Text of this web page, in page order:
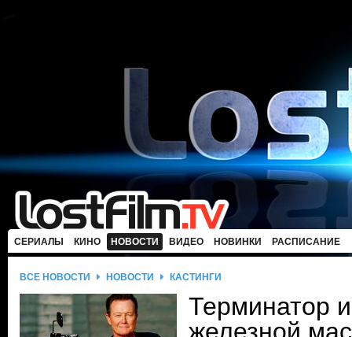
СЕРИАЛЫ КИНО НОВОСТИ ВИДЕО НОВИНКИ РАСПИСАНИЕ
ВСЕ НОВОСТИ НОВОСТИ КАСТИНГИ
Терминатор